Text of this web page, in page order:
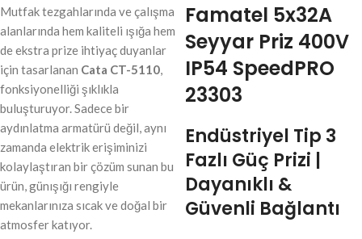
Mutfak tezgahlarında ve çalışma
alanlarında hem kaliteli ışığa hem
de ekstra prize ihtiyaç duyanlar
için tasarlanan Cata CT-5110,
fonksiyonelliği şıklıkla
buluşturuyor. Sadece bir
aydınlatma armatürü değil, aynı
zamanda elektrik erişiminizi
kolaylaştıran bir çözüm sunan bu
ürün, günışığı rengiyle
mekanlarınıza sıcak ve doğal bir
atmosfer katıyor.
Famatel 5x32A
Seyyar Priz 400V
IP54 SpeedPRO
23303
Endüstriyel Tip 3
Fazlı Güç Prizi |
Dayanıklı &
Güvenli Bağlantı